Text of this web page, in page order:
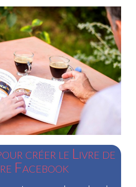
créer le Livre de
Facebook